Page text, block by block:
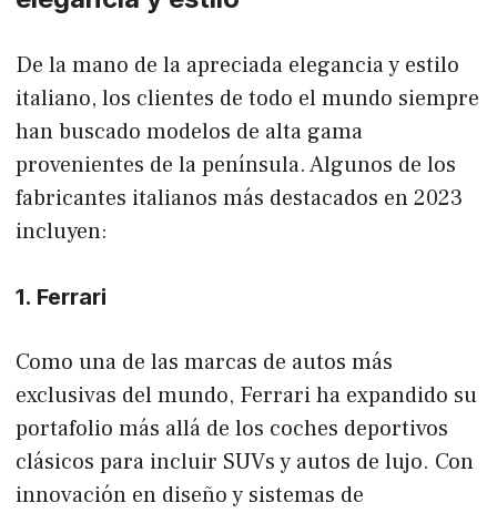
De la mano de la apreciada elegancia y estilo
italiano, los clientes de todo el mundo siempre
han buscado modelos de alta gama
provenientes de la península. Algunos de los
fabricantes italianos más destacados en 2023
incluyen:
1. Ferrari
Como una de las marcas de autos más
exclusivas del mundo, Ferrari ha expandido su
portafolio más allá de los coches deportivos
clásicos para incluir SUVs y autos de lujo. Con
innovación en diseño y sistemas de